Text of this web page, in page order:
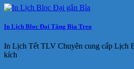
In Lịch Bloc Đại Tặng Bìa Treo
In Lịch Tết TLV Chuyên cung cấp Lịch
kích